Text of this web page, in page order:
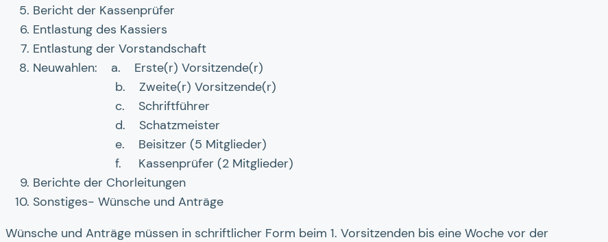
Bericht der Kassenprüfer
Entlastung des Kassiers
Entlastung der Vorstandschaft
Neuwahlen: a. Erste(r) Vorsitzende(r)
b. Zweite(r) Vorsitzende(r)
c. Schriftführer
d. Schatzmeister
e. Beisitzer (5 Mitglieder)
f. Kassenprüfer (2 Mitglieder)
Berichte der Chorleitungen
Sonstiges- Wünsche und Anträge
Wünsche und Anträge müssen in schriftlicher Form beim 1. Vorsitzenden bis eine Woche vor der